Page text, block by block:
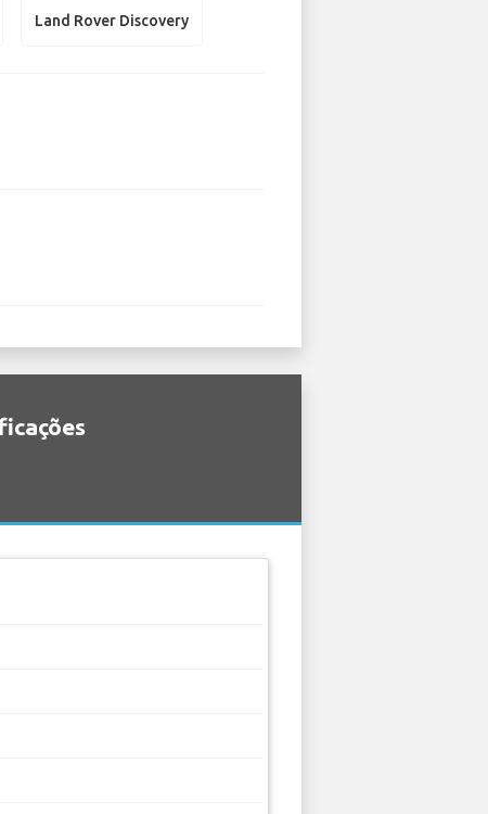
Land Rover Discovery